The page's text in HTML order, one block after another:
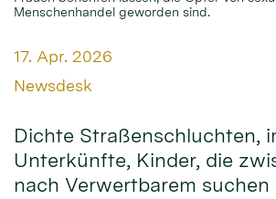
Menschenhandel geworden sind.
Datum:
17. Apr. 2026
Von:
Newsdesk
Dichte Straßenschluchten,
Unterkünfte, Kinder, die
nach Verwertbarem suchen